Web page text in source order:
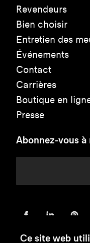
Revendeurs
Bien choisir
Entretien des
Événements
Contact
Carrières
Boutique en
Presse
Abonnez-vous
Ce site web